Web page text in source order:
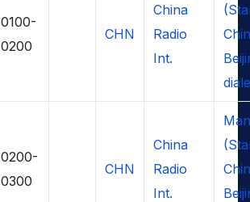
0100-
0200
CHN
China
Radio
Int.
0200-
0300
CHN
China
Radio
Int.